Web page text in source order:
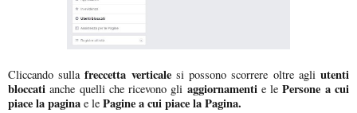
Cliccando sullafreccetta verticalesi possono scorrere oltre agliutenti
bloccati anche quelli che ricevono gli aggiornamentie lePersone a cui
piace la pagina e le Pagine a cui piace la Pagina.